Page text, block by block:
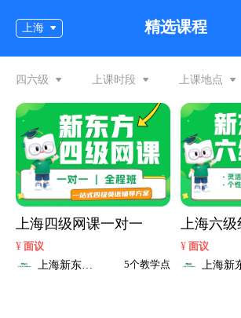
上海 精选课程
四六级 上课时段 上课地点
上海四级网课一对一
¥ 面议
上海新东方
5个教学点
上海六
¥ 面议
上海新